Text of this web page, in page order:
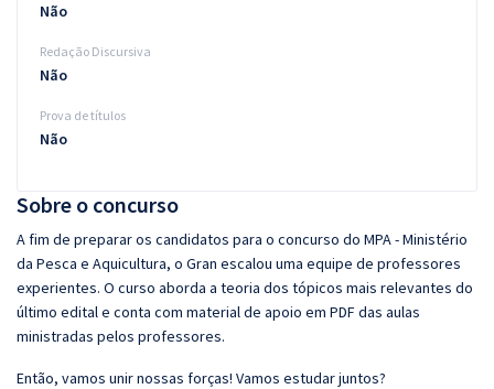
Sobre o concurso
A fim de preparar os candidatos para o concurso do MPA - Ministério
da Pesca e Aquicultura, o Gran escalou uma equipe de professores
experientes. O curso aborda a teoria dos tópicos mais relevantes do
último edital e conta com material de apoio em PDF das aulas
ministradas pelos professores.
Então, vamos unir nossas forças! Vamos estudar juntos?
Não
Redação Discursiva
Não
Prova de títulos
Não